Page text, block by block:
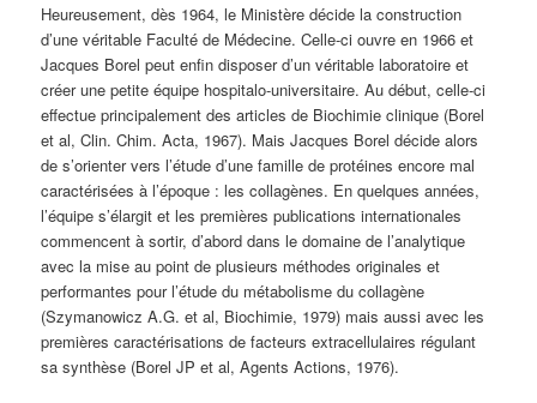
Heureusement, dès 1964, le Ministère décide la construction
d’une véritable Faculté de Médecine. Celle-ci ouvre en 1966 et
Jacques Borel peut enfin disposer d’un véritable laboratoire et
créer une petite équipe hospitalo-universitaire. Au début, celle-ci
effectue principalement des articles de Biochimie clinique (Borel
et al, Clin. Chim. Acta, 1967). Mais Jacques Borel décide alors
de s’orienter vers l’étude d’une famille de protéines encore mal
caractérisées à l’époque : les collagènes. En quelques années,
l’équipe s’élargit et les premières publications internationales
commencent à sortir, d’abord dans le domaine de l’analytique
avec la mise au point de plusieurs méthodes originales et
performantes pour l’étude du métabolisme du collagène
(Szymanowicz A.G. et al, Biochimie, 1979) mais aussi avec les
premières caractérisations de facteurs extracellulaires régulant
sa synthèse (Borel JP et al, Agents Actions, 1976).